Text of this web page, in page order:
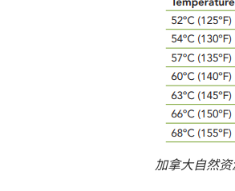
加拿大自然